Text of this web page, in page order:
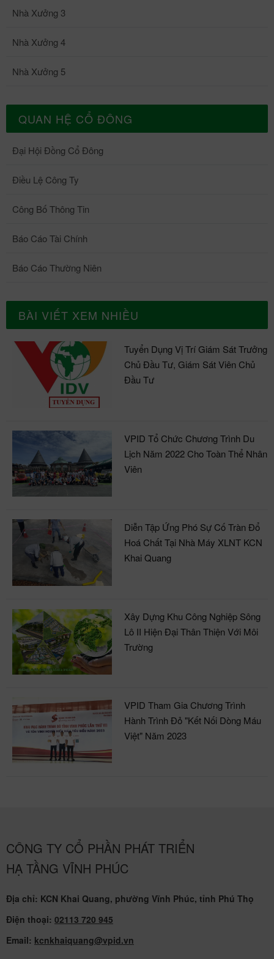
Nhà Xưởng 3
Nhà Xưởng 4
Nhà Xưởng 5
QUAN HỆ CỔ ĐÔNG
Đại Hội Đồng Cổ Đông
Điều Lệ Công Ty
Công Bố Thông Tin
Báo Cáo Tài Chính
Báo Cáo Thường Niên
BÀI VIẾT XEM NHIỀU
Tuyển Dụng Vị Trí Giám Sát Trưởng
Chủ Đầu Tư, Giám Sát Viên Chủ
Đầu Tư
VPID Tổ Chức Chương Trình Du
Lịch Năm 2022 Cho Toàn Thể Nhân
Viên
Diễn Tập Ứng Phó Sự Cố Tràn Đổ
Hoá Chất Tại Nhà Máy XLNT KCN
Khai Quang
Xây Dựng Khu Công Nghiệp Sông
Lô II Hiện Đại Thân Thiện Với Môi
Trường
VPID Tham Gia Chương Trình
Hành Trình Đỏ "Kết Nối Dòng Máu
Việt" Năm 2023
CÔNG TY CỔ PHẦN PHÁT TRIỂN
HẠ TẦNG VĨNH PHÚC
Địa chỉ: KCN Khai Quang, phường Vĩnh Phúc, tỉnh Phú Thọ
Điện thoại: 02113 720 945
Email: kcnkhaiquang@vpid.vn